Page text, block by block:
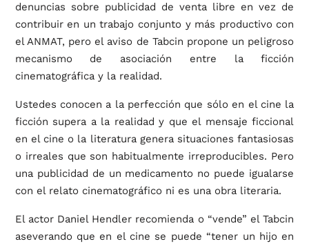
denuncias sobre publicidad de venta libre en vez de
contribuir en un trabajo conjunto y más productivo con
el ANMAT, pero el aviso de Tabcin propone un peligroso
mecanismo de asociación entre la ficción
cinematográfica y la realidad.
Ustedes conocen a la perfección que sólo en el cine la
ficción supera a la realidad y que el mensaje ficcional
en el cine o la literatura genera situaciones fantasiosas
o irreales que son habitualmente irreproducibles. Pero
una publicidad de un medicamento no puede igualarse
con el relato cinematográfico ni es una obra literaria.
El actor Daniel Hendler recomienda o “vende” el Tabcin
aseverando que en el cine se puede “tener un hijo en